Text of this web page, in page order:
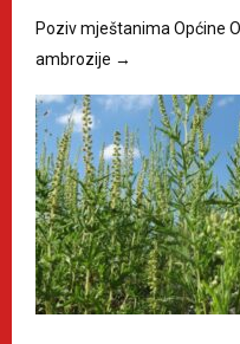
Poziv mještanima Općine
ambrozije →